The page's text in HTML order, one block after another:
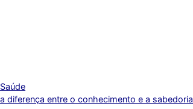
diferença entre o conhecimento e a sabedoria